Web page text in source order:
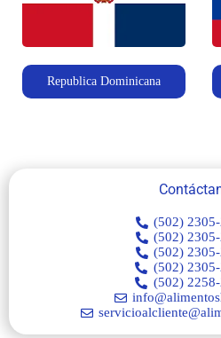
Republica Dominicana
(502)
(502)
(502)
(502) 2305-
(502)